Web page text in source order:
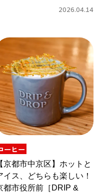
2026.04.14
ーヒー
【京都市中京区】ホットと
イス、どちらも楽しい！
都市役所前［DRIP &